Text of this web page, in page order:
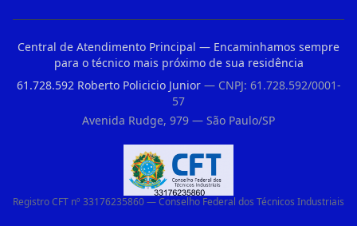
Central de Atendimento Principal — Encaminhamos sempre
para o técnico mais próximo de sua residência
61.728.592 Roberto Policicio Junior— CNPJ: 61.728.592/0001-
57
Avenida Rudge, 979 — São Paulo/SP
Registro CFT nº 33176235860 — Conselho Federal dos Técnicos Industriais